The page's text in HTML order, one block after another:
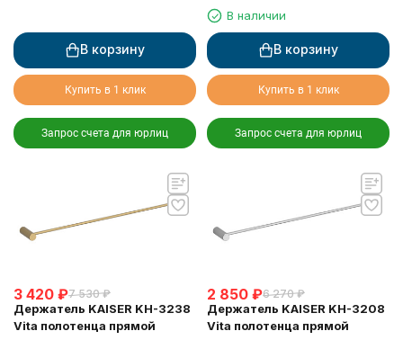
В корзину
Купить в 1 клик
Запрос счета для юрлиц
настенный
В наличии
В корзину
Купить в 1 клик
Запрос счета для юрлиц
3 420 ₽7 530 ₽
Держатель KAISER KH-3238
Vita полотенца прямой
2 850 ₽6 270 ₽
Держатель KAISER KH-3208
Vita полотенца прямой